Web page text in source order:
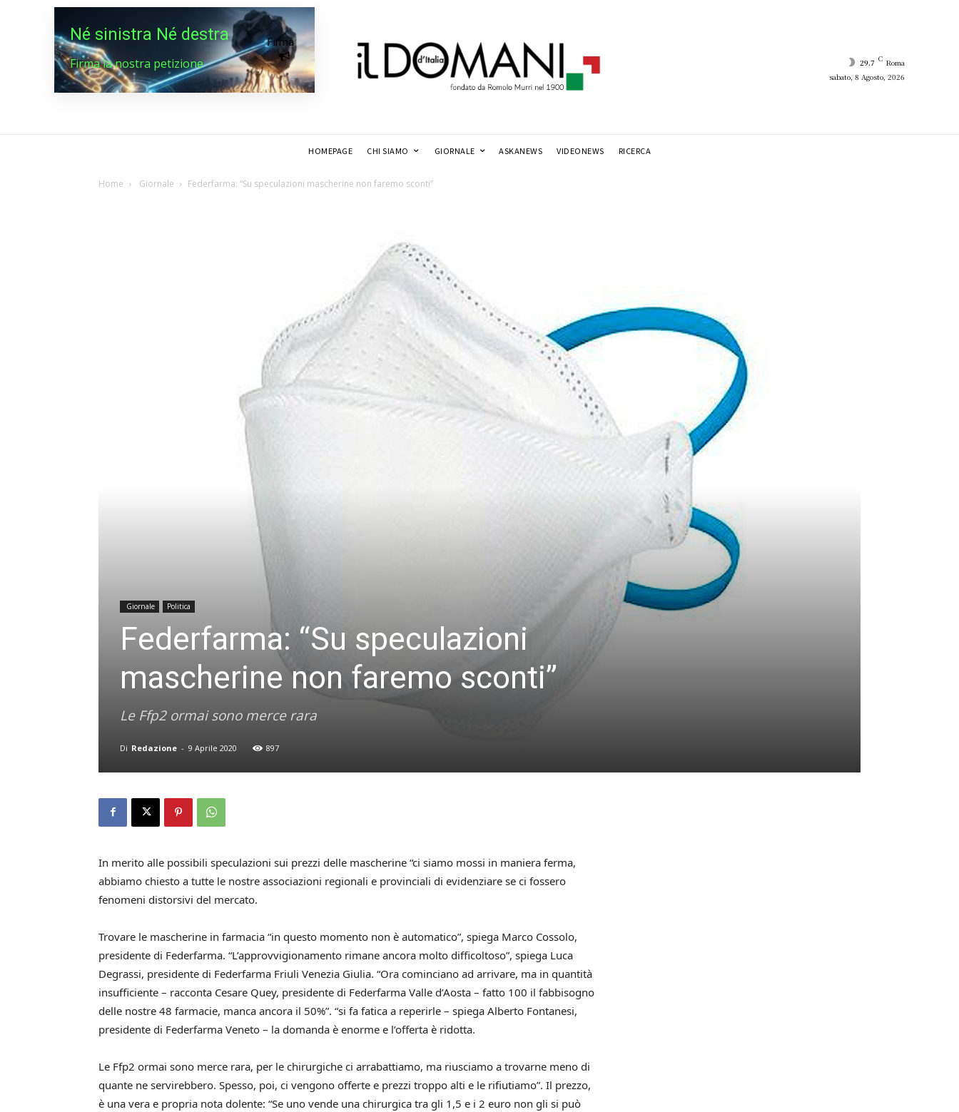
Né sinistra Né destra
Firma la nostra petizione
Firma
29.7 C Roma
sabato, 8 Agosto, 2026
HOMEPAGE CHI SIAMO GIORNALE ASKANEWS VIDEONEWS RICERCA
Home Giornale Federfarma: “Su speculazioni mascherine non faremo sconti”
Giornale Politica
Federfarma: “Su speculazioni
mascherine non faremo sconti”
Le Ffp2 ormai sono merce rara
Di Redazione - 9 Aprile 2020 897
In merito alle possibili speculazioni sui prezzi delle mascherine “ci siamo mossi in maniera ferma,
abbiamo chiesto a tutte le nostre associazioni regionali e provinciali di evidenziare se ci fossero
fenomeni distorsivi del mercato.
Trovare le mascherine in farmacia “in questo momento non è automatico”, spiega Marco Cossolo,
presidente di Federfarma. “L’approvvigionamento rimane ancora molto difficoltoso”, spiega Luca
Degrassi, presidente di Federfarma Friuli Venezia Giulia. “Ora cominciano ad arrivare, ma in quantità
insufficiente – racconta Cesare Quey, presidente di Federfarma Valle d’Aosta – fatto 100 il fabbisogno
delle nostre 48 farmacie, manca ancora il 50%”. “si fa fatica a reperirle – spiega Alberto Fontanesi,
presidente di Federfarma Veneto – la domanda è enorme e l’offerta è ridotta.
Le Ffp2 ormai sono merce rara, per le chirurgiche ci arrabattiamo, ma riusciamo a trovarne meno di
quante ne servirebbero. Spesso, poi, ci vengono offerte e prezzi troppo alti e le rifiutiamo”. Il prezzo,
è una vera e propria nota dolente: “Se uno vende una chirurgica tra gli 1,5 e i 2 euro non gli si può